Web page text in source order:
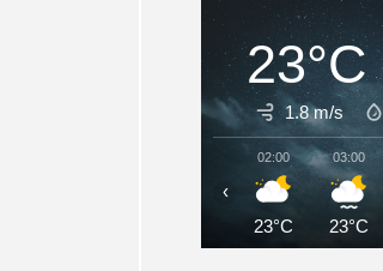
23°C
1.8 m/s
02:00
23°C
03:00
23°C
‹